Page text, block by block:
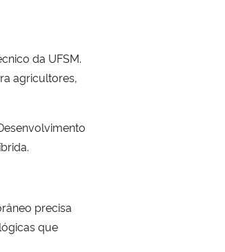
da UFSM.
agricultores,
precisa
que